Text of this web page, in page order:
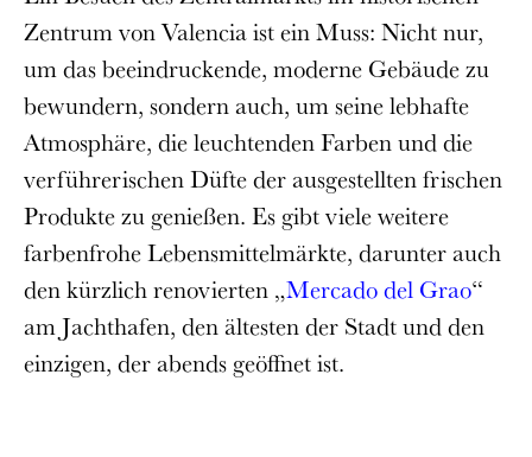
Zentrum von Valencia ist ein Muss: Nicht nur,
um das beeindruckende, moderne Gebäude zu
bewundern, sondern auch, um seine lebhafte
Atmosphäre, die leuchtenden Farben und die
verführerischen Düfte der ausgestellten frischen
Produkte zu genießen. Es gibt viele weitere
farbenfrohe Lebensmittelmärkte, darunter auch
den kürzlich renovierten „Mercado del Grao“
am Jachthafen, den ältesten der Stadt und den
einzigen, der abends geöffnet ist.